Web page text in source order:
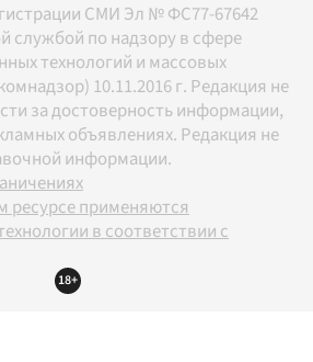
СМИ Эл № ФС77-67642
службой по надзору в сфере
технологий и массовых
10.11.2016 г. Редакция не
за достоверность информации,
объявлениях. Редакция не
информации.
применяются
в соответствии с
18+